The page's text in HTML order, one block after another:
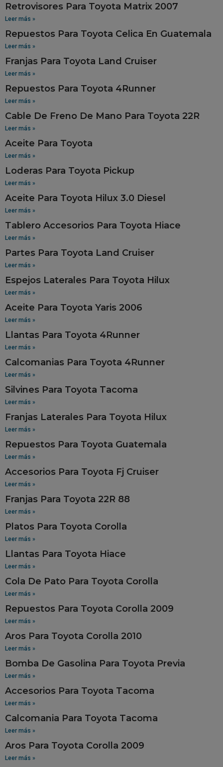
Retrovisores Para Toyota Matrix 2007
Leer más »
Repuestos Para Toyota Celica En Guatemala
Leer más »
Franjas Para Toyota Land Cruiser
Leer más »
Repuestos Para Toyota 4Runner
Leer más »
Cable De Freno De Mano Para Toyota 22R
Leer más »
Aceite Para Toyota
Leer más »
Loderas Para Toyota Pickup
Leer más »
Aceite Para Toyota Hilux 3.0 Diesel
Leer más »
Tablero Accesorios Para Toyota Hiace
Leer más »
Partes Para Toyota Land Cruiser
Leer más »
Espejos Laterales Para Toyota Hilux
Leer más »
Aceite Para Toyota Yaris 2006
Leer más »
Llantas Para Toyota 4Runner
Leer más »
Calcomanias Para Toyota 4Runner
Leer más »
Silvines Para Toyota Tacoma
Leer más »
Franjas Laterales Para Toyota Hilux
Leer más »
Repuestos Para Toyota Guatemala
Leer más »
Accesorios Para Toyota Fj Cruiser
Leer más »
Franjas Para Toyota 22R 88
Leer más »
Platos Para Toyota Corolla
Leer más »
Llantas Para Toyota Hiace
Leer más »
Cola De Pato Para Toyota Corolla
Leer más »
Repuestos Para Toyota Corolla 2009
Leer más »
Aros Para Toyota Corolla 2010
Leer más »
Bomba De Gasolina Para Toyota Previa
Leer más »
Accesorios Para Toyota Tacoma
Leer más »
Calcomania Para Toyota Tacoma
Leer más »
Aros Para Toyota Corolla 2009
Leer más »